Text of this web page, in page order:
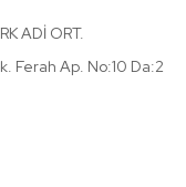
ADİ ORT.
Ferah Ap. No:10 Da:2